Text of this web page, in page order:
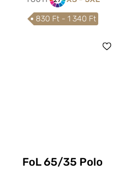
830 Ft - 1 340 Ft
FoL 65/35 Polo